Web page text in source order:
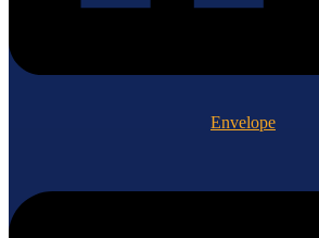
Envelope